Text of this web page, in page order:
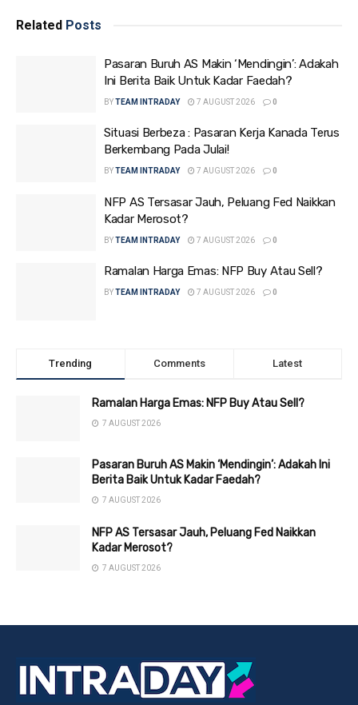
Related Posts
Pasaran Buruh AS Makin ‘Mendingin’: Adakah
Ini Berita Baik Untuk Kadar Faedah?
BYTEAM INTRADAY 7 AUGUST 2026 0
Situasi Berbeza : Pasaran Kerja Kanada Terus
Berkembang Pada Julai!
BYTEAM INTRADAY 7 AUGUST 2026 0
NFP AS Tersasar Jauh, Peluang Fed Naikkan
Kadar Merosot?
BYTEAM INTRADAY 7 AUGUST 2026 0
Ramalan Harga Emas: NFP Buy Atau Sell?
BYTEAM INTRADAY 7 AUGUST 2026 0
Trending Comments Latest
Ramalan Harga Emas: NFP Buy Atau Sell?
7 AUGUST 2026
Pasaran Buruh AS Makin ‘Mendingin’: Adakah Ini
Berita Baik Untuk Kadar Faedah?
7 AUGUST 2026
NFP AS Tersasar Jauh, Peluang Fed Naikkan
Kadar Merosot?
7 AUGUST 2026